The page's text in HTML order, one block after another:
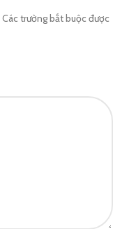
Các trường bắt buộc được